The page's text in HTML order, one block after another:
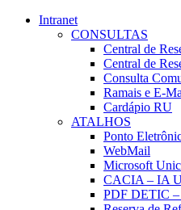
Intranet
CONSULTAS
Central de
Central de
Consulta
Ramais e E-
Cardápio RU
ATALHOS
Ponto
WebMail
Microsoft
CACIA – IA
PDF DETIC –